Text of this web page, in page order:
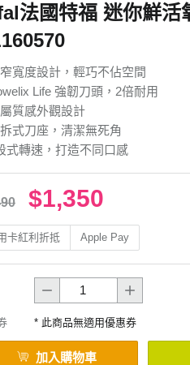
法國特福 迷你鮮活
寬度設計，輕巧不佔空間
Life 強韌刀頭，2倍耐用
質感外觀設計
式刀座，清潔無死角
轉速，打造不同口感
$1,350
卡紅利折抵 Apple Pay
* 此商品無適用優惠券
加入購物車